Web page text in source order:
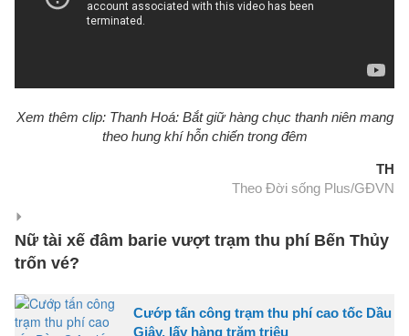
Xem thêm clip: Thanh Hoá: Bắt giữ hàng chục thanh niên mang
theo hung khí hỗn chiến trong đêm
TH
Theo Đời sống Plus/GĐVN
Nữ tài xế đâm barie vượt trạm thu phí Bến Thủy
trốn vé?
Cướp tấn công trạm thu phí cao tốc Dầu
Giây, lấy hàng trăm triệu